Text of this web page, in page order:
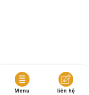
Copyright 2026 ©
Menu liên hệ